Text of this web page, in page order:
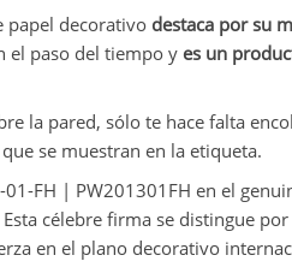
papel decorativo destaca por su
el paso del tiempo y es un
la pared, sólo te hace falta
se muestran en la etiqueta.
FH | PW201301FH en el
célebre firma se distingue
en el plano decorativo